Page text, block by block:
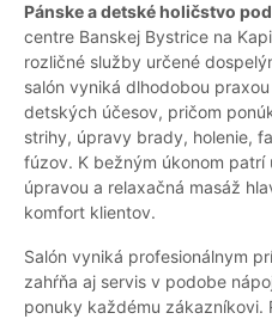
Pánske a detské holičstvo
centre Banskej Bystrice na
rozličné služby určené
salón vyniká dlhodobou
detských účesov, pričom
strihy, úpravy brady, holenie,
fúzov. K bežným úkonom patrí
úpravou a relaxačná masáž
komfort klientov.
Salón vyniká profesionálnym
zahŕňa aj servis v podobe
ponuky každému zákazníkovi.